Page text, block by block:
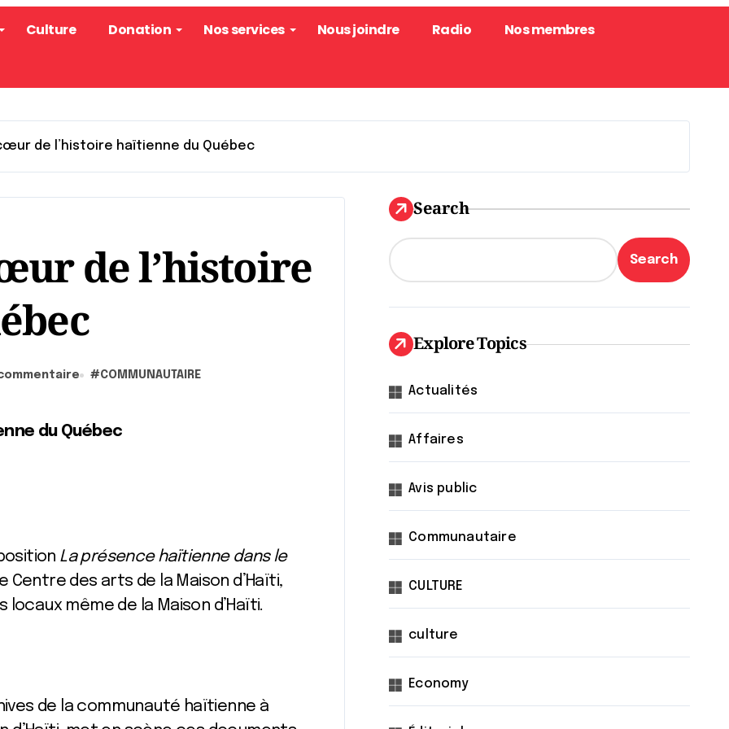
Culture Donation Nos services Nous joindre Radio Nos membres
de l’histoire haïtienne du Québec
de l’histoire
#COMMUNAUTAIRE
du Québec
La présence haïtienne dans le
Centre des arts de la Maison d’Haïti,
même de la Maison d’Haïti.
de la communauté haïtienne à
Search
Search
Explore Topics
Actualités
Affaires
Avis public
Communautaire
CULTURE
culture
Economy